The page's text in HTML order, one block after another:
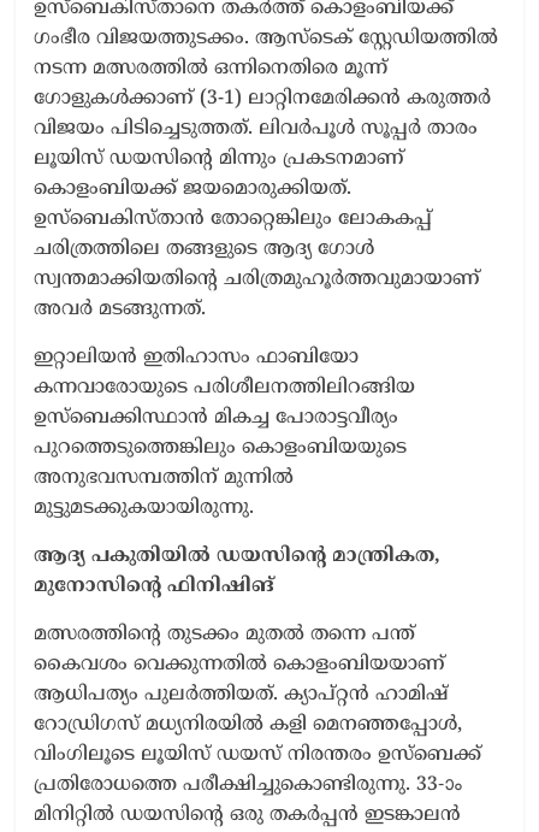
ഉസ്ബെകിസ്താനെ തകർത്ത് കൊളംബിയക്ക്
ഗംഭീര വിജയത്തുടക്കം. ആസ്ടെക് സ്റ്റേഡിയത്തിൽ
നടന്ന മത്സരത്തിൽ ഒന്നിനെതിരെ മൂന്ന്
ഗോളുകൾക്കാണ് (3-1) ലാറ്റിനമേരിക്കൻ കരുത്തർ
വിജയം പിടിച്ചെടുത്തത്. ലിവർപൂൾ സൂപ്പർ താരം
ലൂയിസ് ഡയസിന്റെ മിന്നും പ്രകടനമാണ്
കൊളംബിയക്ക് ജയമൊരുക്കിയത്.
ഉസ്ബെകിസ്താൻ തോറ്റെങ്കിലും ലോകകപ്പ്
ചരിത്രത്തിലെ തങ്ങളുടെ ആദ്യ ഗോൾ
സ്വന്തമാക്കിയതിന്റെ ചരിത്രമുഹൂർത്തവുമായാണ്
അവർ മടങ്ങുന്നത്.
ഇറ്റാലിയൻ ഇതിഹാസം ഫാബിയോ
കന്നവാരോയുടെ പരിശീലനത്തിലിറങ്ങിയ
ഉസ്ബെക്കിസ്ഥാൻ മികച്ച പോരാട്ടവീര്യം
പുറത്തെടുത്തെങ്കിലും കൊളംബിയയുടെ
അനുഭവസമ്പത്തിന് മുന്നിൽ
മുട്ടുമടക്കുകയായിരുന്നു.
ആദ്യ പകുതിയിൽ ഡയസിന്റെ മാന്ത്രികത,
മുനോസിന്റെ ഫിനിഷിങ്
മത്സരത്തിന്റെ തുടക്കം മുതൽ തന്നെ പന്ത്
കൈവശം വെക്കുന്നതിൽ കൊളംബിയയാണ്
ആധിപത്യം പുലർത്തിയത്. ക്യാപ്റ്റൻ ഹാമിഷ്
റോഡ്രിഗസ് മധ്യനിരയിൽ കളി മെനഞ്ഞപ്പോൾ,
വിംഗിലൂടെ ലൂയിസ് ഡയസ് നിരന്തരം ഉസ്ബെക്ക്
പ്രതിരോധത്തെ പരീക്ഷിച്ചുകൊണ്ടിരുന്നു. 33-ാം
മിനിറ്റിൽ ഡയസിന്റെ ഒരു തകർപ്പൻ ഇടങ്കാലൻ